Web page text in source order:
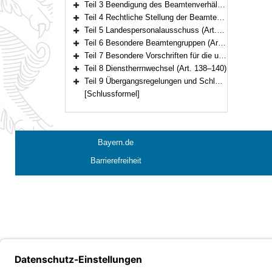
Bereich erweitern
Teil 3 Beendigung des Beamtenverhältnisses (Art. 55–72)
Bereich erweitern
Teil 4 Rechtliche Stellung der Beamten und Beamtinnen (Art. 73–111)
Bereich erweitern
Teil 5 Landespersonalausschuss (Art. 112–120)
Bereich erweitern
Teil 6 Besondere Beamtengruppen (Art. 121–134)
Bereich erweitern
Teil 7 Besondere Vorschriften für die unter der Aufsicht des Staates stehenden Körperschaften, Anstalten und Stiftungen des öffentlichen Rechts (Art. 135–137)
Bereich erweitern
Teil 8 Dienstherrnwechsel (Art. 138–140)
Bereich erweitern
Teil 9 Übergangsregelungen und Schlussvorschriften (Art. 141–147)
[Schlussformel]
Bayern.de
Barrierefreiheit